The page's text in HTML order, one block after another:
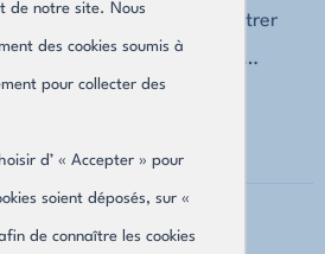
de notre site. Nous
des cookies soumis à
pour collecter des
d’ « Accepter » pour
soient déposés, sur «
de connaître les cookies
qu’un salarié peut rencontrer
: les accidents de trajet …
maladie